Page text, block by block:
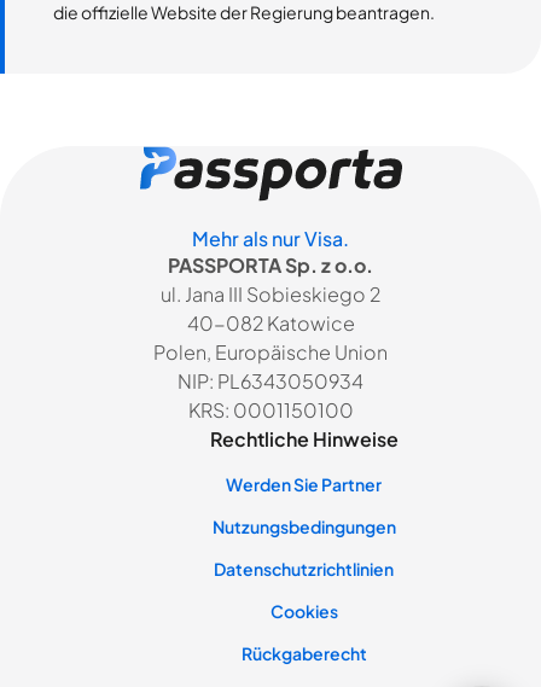
die offizielle Website der Regierung beantragen.
Mehr als nur Visa.
PASSPORTA Sp. z o.o.
ul. Jana III Sobieskiego 2
40-082 Katowice
Polen, Europäische Union
NIP: PL6343050934
KRS: 0001150100
Rechtliche Hinweise
Werden Sie Partner
Nutzungsbedingungen
Datenschutzrichtlinien
Cookies
Rückgaberecht